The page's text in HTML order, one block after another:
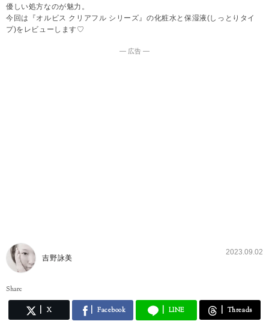
優しい処方なのが魅力。
今回は『オルビス クリアフル シリーズ』の化粧水と保湿液(しっとりタイ
プ)をレビューします♡
― 広告 ―
吉野詠美
2023.09.02
Share
X Facebook LINE Threads